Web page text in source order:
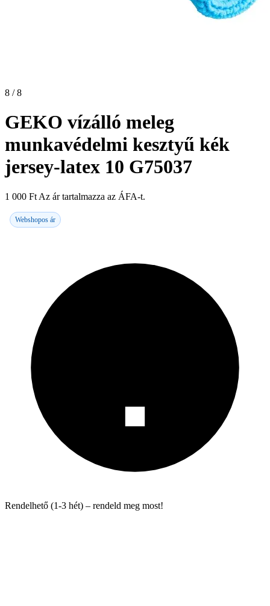
8 / 8
GEKO vízálló meleg
munkavédelmi kesztyű kék
jersey-latex 10 G75037
1 000 Ft Az ár tartalmazza az ÁFA-t.
Webshopos ár
Rendelhető (1-3 hét) – rendeld meg most!